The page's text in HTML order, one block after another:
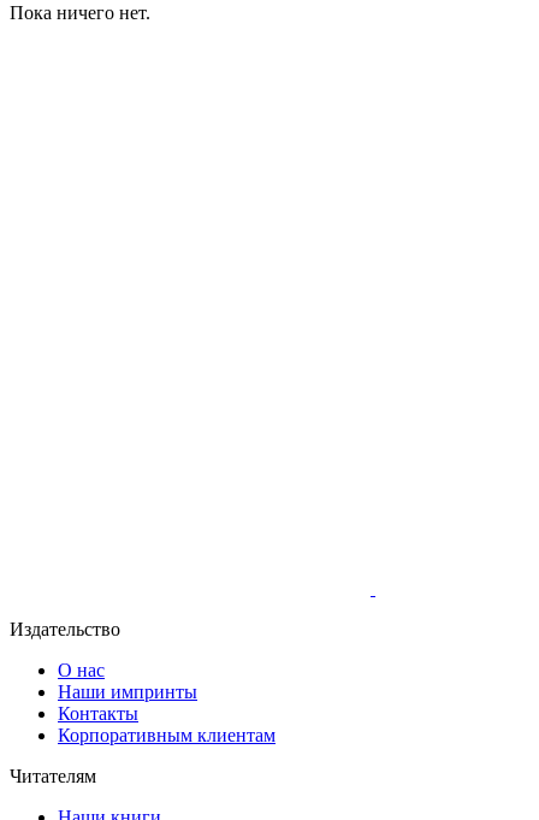
Пока ничего нет.
Издательство
О нас
Наши импринты
Контакты
Корпоративным клиентам
Читателям